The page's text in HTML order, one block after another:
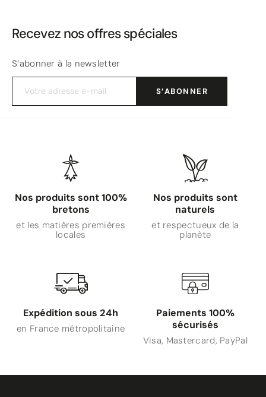
Recevez nos offres spéciales
S’abonner à la newsletter
Nos produits sont 100%
bretons
et les matières premières
locales
Nos produits sont
naturels
et respectueux de la
planète
Expédition sous 24h
en France métropolitaine
Paiements 100%
sécurisés
Visa, Mastercard, PayPal